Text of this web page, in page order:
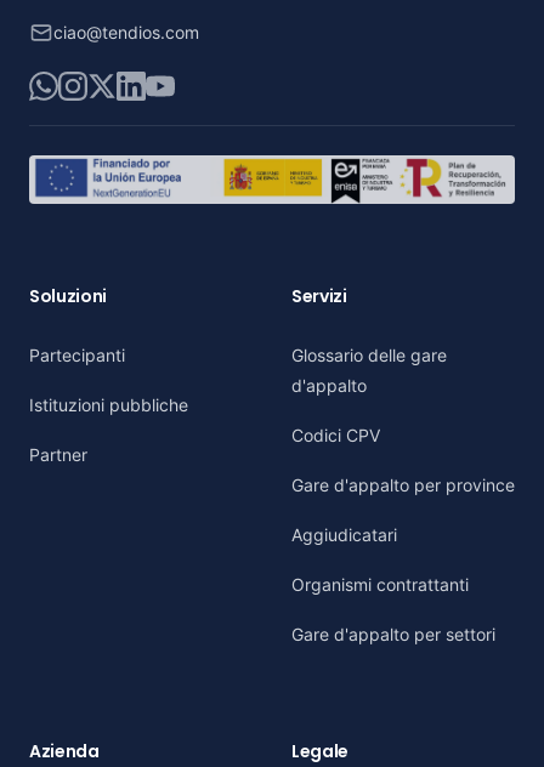
ciao@tendios.com
WhatsApp
Instagram
X LinkedIn
YouTube
Soluzioni
Partecipanti
Istituzioni pubbliche
Partner
Servizi
Glossario delle gare
d'appalto
Codici CPV
Gare d'appalto per province
Aggiudicatari
Organismi contrattanti
Gare d'appalto per settori
Azienda Legale